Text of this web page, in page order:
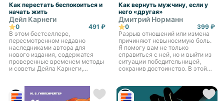
Как перестать беспокоиться и
начать жить
Дейл Карнеги
0
491 ₽
В этом бестселлере,
пересмотренном недавно
наследниками автора для
нового издания, содержатся
проверенные временем методы
и советы Дейла Карнеги,
сегодня формулы
практического поведе...
Как вернуть мужчину, если у
него «другая»
Дмитрий Норманн
0
399 ₽
Разрыв отношений или измена
причиняют невыносимую боль.
Я помогу вам не только
справиться с ней, но и выйти из
ситуации победительницей,
сохранив достоинство. В этой
которые возникают у женщи...